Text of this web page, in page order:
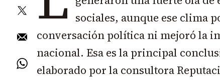
sociales, aunque ese clima
conversación política ni mejoró la
nacional. Esa es la principal
elaborado por la consultora